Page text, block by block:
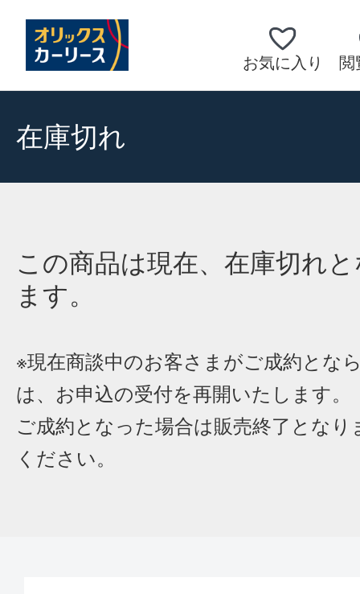
お気に入り 閲
在庫切れ
この商品は現在、在庫切れ
ます。
※現在商談中のお客さまがご成約とな
は、お申込の受付を再開いたします。
ご成約となった場合は販売終了となり
ください。